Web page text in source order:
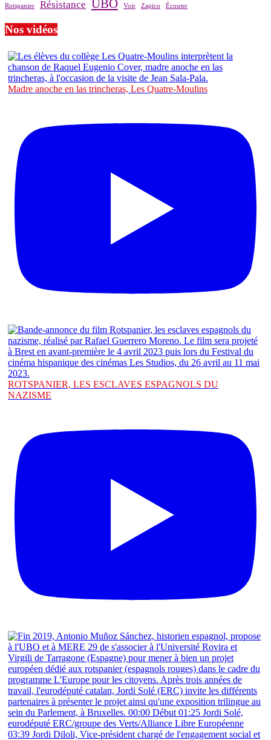
Rotspanier Résistance UBO Voir Zapico Écouter
Nos vidéos
Madre anoche en las trincheras, Les Quatre-Moulins
ROTSPANIER, LES ESCLAVES ESPAGNOLS DU
NAZISME